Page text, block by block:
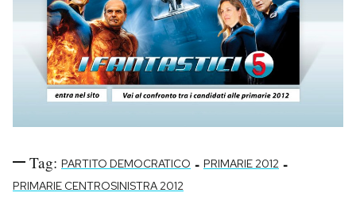
AREA PERSONALE
Area Personale
Newsletter
Hai bisogno di aiuto?
Esci
Tag: PARTITO DEMOCRATICO - PRIMARIE 2012 -
PRIMARIE CENTROSINISTRA 2012